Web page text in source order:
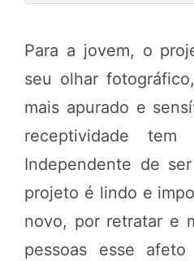
Para a jovem, o
seu olhar
mais apurado e
receptividade
Independente de
projeto é lindo e
novo, por retratar e
pessoas esse